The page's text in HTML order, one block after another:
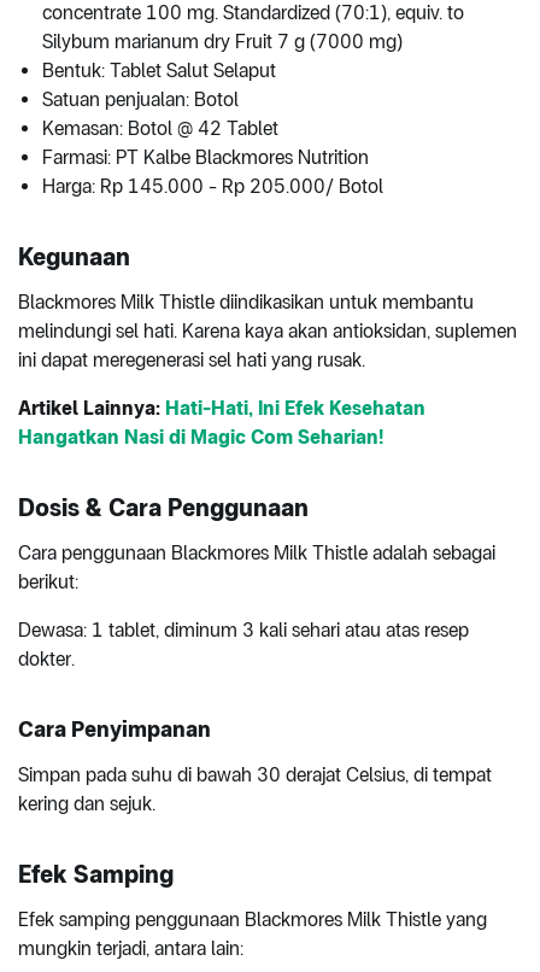
concentrate 100 mg. Standardized (70:1), equiv. to
Silybum marianum dry Fruit 7 g (7000 mg)
Bentuk: Tablet Salut Selaput
Satuan penjualan: Botol
Kemasan: Botol @ 42 Tablet
Farmasi: PT Kalbe Blackmores Nutrition
Harga: Rp 145.000 - Rp 205.000/ Botol
Kegunaan
Blackmores Milk Thistle diindikasikan untuk membantu
melindungi sel hati. Karena kaya akan antioksidan, suplemen
ini dapat meregenerasi sel hati yang rusak.
Artikel Lainnya: Hati-Hati, Ini Efek Kesehatan
Hangatkan Nasi di Magic Com Seharian!
Dosis & Cara Penggunaan
Cara penggunaan Blackmores Milk Thistle adalah sebagai
berikut:
Dewasa: 1 tablet, diminum 3 kali sehari atau atas resep
dokter.
Cara Penyimpanan
Simpan pada suhu di bawah 30 derajat Celsius, di tempat
kering dan sejuk.
Efek Samping
Efek samping penggunaan Blackmores Milk Thistle yang
mungkin terjadi, antara lain: